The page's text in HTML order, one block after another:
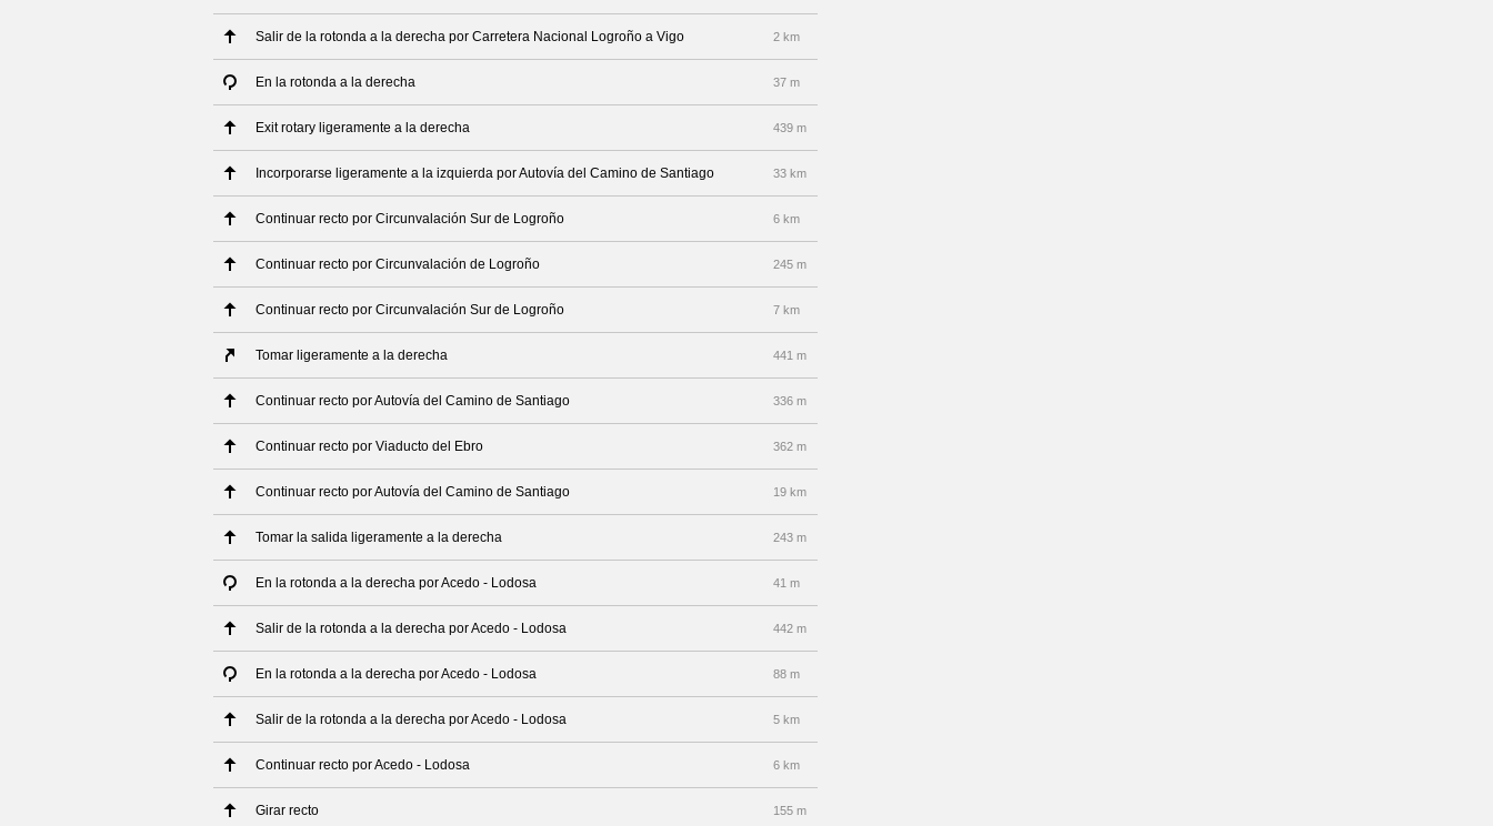
Salir de la rotonda a la derecha por Carretera Nacional Logroño a Vigo 2 km
En la rotonda a la derecha 37 m
Exit rotary ligeramente a la derecha 439 m
Incorporarse ligeramente a la izquierda por Autovía del Camino de Santiago 33 km
Continuar recto por Circunvalación Sur de Logroño 6 km
Continuar recto por Circunvalación de Logroño 245 m
Continuar recto por Circunvalación Sur de Logroño 7 km
Tomar ligeramente a la derecha 441 m
Continuar recto por Autovía del Camino de Santiago 336 m
Continuar recto por Viaducto del Ebro 362 m
Continuar recto por Autovía del Camino de Santiago 19 km
Tomar la salida ligeramente a la derecha 243 m
En la rotonda a la derecha por Acedo - Lodosa 41 m
Salir de la rotonda a la derecha por Acedo - Lodosa 442 m
En la rotonda a la derecha por Acedo - Lodosa 88 m
Salir de la rotonda a la derecha por Acedo - Lodosa 5 km
Continuar recto por Acedo - Lodosa 6 km
Girar recto 155 m